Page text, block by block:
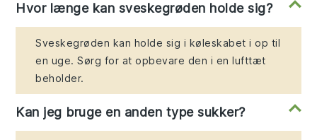
Hvor længe kan sveskegrøden holde sig?
Sveskegrøden kan holde sig i køleskabet i op til
en uge. Sørg for at opbevare den i en lufttæt
beholder.
Kan jeg bruge en anden type sukker?